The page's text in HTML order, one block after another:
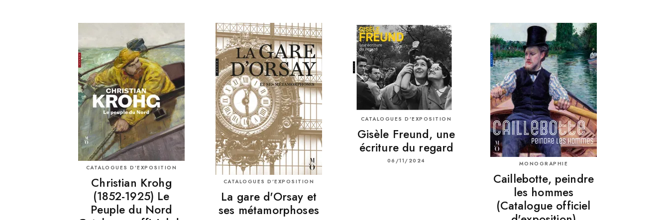
CATALOGUES D’EXPOSITION
Christian Krohg
(1852-1925) Le
Peuple du Nord
CATALOGUES D’EXPOSITION
La gare d'Orsay et
ses métamorphoses
CATALOGUES D’EXPOSITION
Gisèle Freund, une
écriture du regard
06/11/2024 MONOGRAPHIE
Caillebotte, peindre
les hommes
(Catalogue officiel